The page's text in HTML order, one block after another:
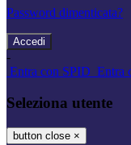
Password dimenticata?
-
Entra con SPID Entra
Seleziona utente
button close ×